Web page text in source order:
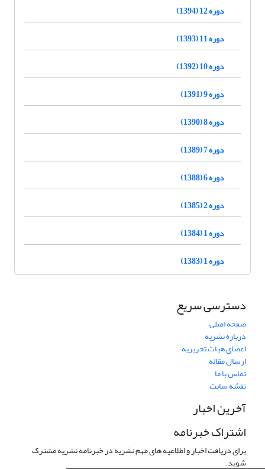
دوره 12 (1394)
دوره 11 (1393)
دوره 10 (1392)
دوره 9 (1391)
دوره 8 (1390)
دوره 7 (1389)
دوره 6 (1388)
دوره 2 (1385)
دوره 1 (1384)
دوره 1 (1383)
دسترسی سریع
صفحه اصلی
درباره نشریه
اعضای هیات تحریریه
ارسال مقاله
تماس با ما
نقشه سایت
آخرین اخبار
اشتراک خبرنامه
برای دریافت اخبار و اطلاعیه های مهم نشریه در خبرنامه نشریه مشترک
شوید.